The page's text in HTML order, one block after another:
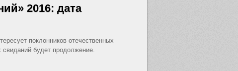
2016: дата
поклонников отечественных
будет продолжение.